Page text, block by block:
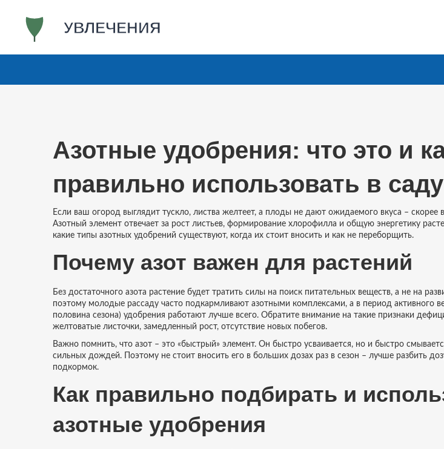
Азотные удобрения: что это и
правильно использовать в саду
Если ваш огород выглядит тускло, листва желтеет, а плоды не дают ожидаемого вкуса – скорее
Азотный элемент отвечает за рост листьев, формирование хлорофилла и общую энергетику
какие типы азотных удобрений существуют, когда их стоит вносить и как не переборщить.
Почему азот важен для растений
Без достаточного азота растение будет тратить силы на поиск питательных веществ, а не на
поэтому молодые рассаду часто подкармливают азотными комплексами, а в период активного
половина сезона) удобрения работают лучше всего. Обратите внимание на такие признаки
желтоватые листочки, замедленный рост, отсутствие новых побегов.
Важно помнить, что азот – это «быстрый» элемент. Он быстро усваивается, но и быстро
сильных дождей. Поэтому не стоит вносить его в больших дозах раз в сезон – лучше разбить
подкормок.
Как правильно подбирать и
азотные удобрения